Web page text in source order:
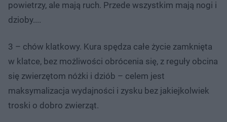
powietrzy, ale mają ruch. Przede wszystkim mają nogi i
dzioby....
3 – chów klatkowy. Kura spędza całe życie zamknięta
w klatce, bez możliwości obrócenia się, z reguły obcina
się zwierzętom nóżki i dziób – celem jest
maksymalizacja wydajności i zysku bez jakiejkolwiek
troski o dobro zwierząt.